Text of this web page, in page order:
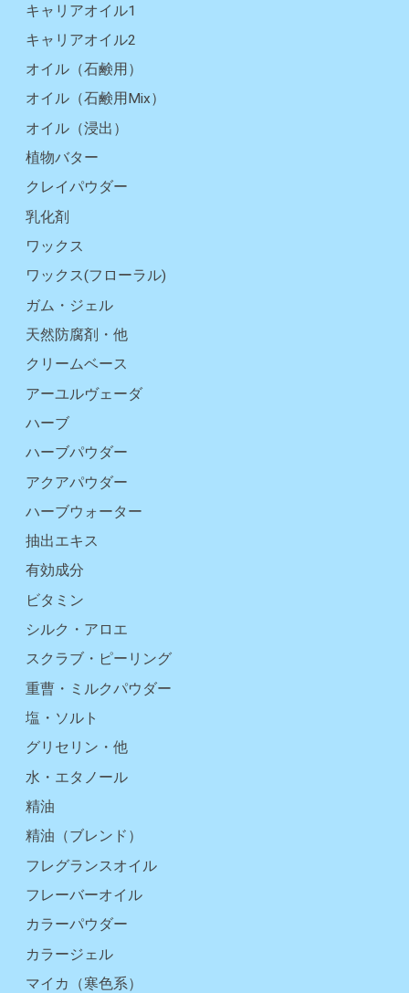
キャリアオイル1
キャリアオイル2
オイル（石鹸用）
オイル（石鹸用Mix）
オイル（浸出）
植物バター
クレイパウダー
乳化剤
ワックス
ワックス(フローラル)
ガム・ジェル
天然防腐剤・他
クリームベース
アーユルヴェーダ
ハーブ
ハーブパウダー
アクアパウダー
ハーブウォーター
抽出エキス
有効成分
ビタミン
シルク・アロエ
スクラブ・ピーリング
重曹・ミルクパウダー
塩・ソルト
グリセリン・他
水・エタノール
精油
精油（ブレンド）
フレグランスオイル
フレーバーオイル
カラーパウダー
カラージェル
マイカ（寒色系）